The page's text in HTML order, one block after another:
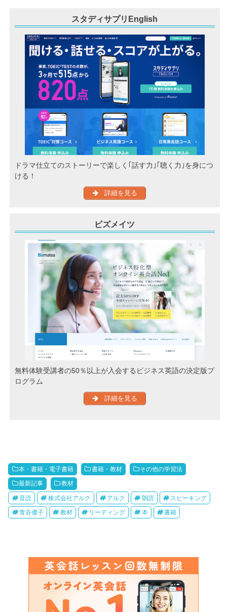
スタディサプリEnglish
ドラマ仕立てのストーリーで楽しく｢話す力｣｢聴く力｣を身につ
ける！
詳細を見る
ビズメイツ
無料体験受講者の50％以上が入会するビジネス英語の決定版プ
ログラム
詳細を見る
本・書籍・電子書籍 書籍・教材 その他の学習法
最新記事 教材
音読 株式会社アルク アルク 朗読 スピーキング
青谷優子 教材 リーディング 本 書籍